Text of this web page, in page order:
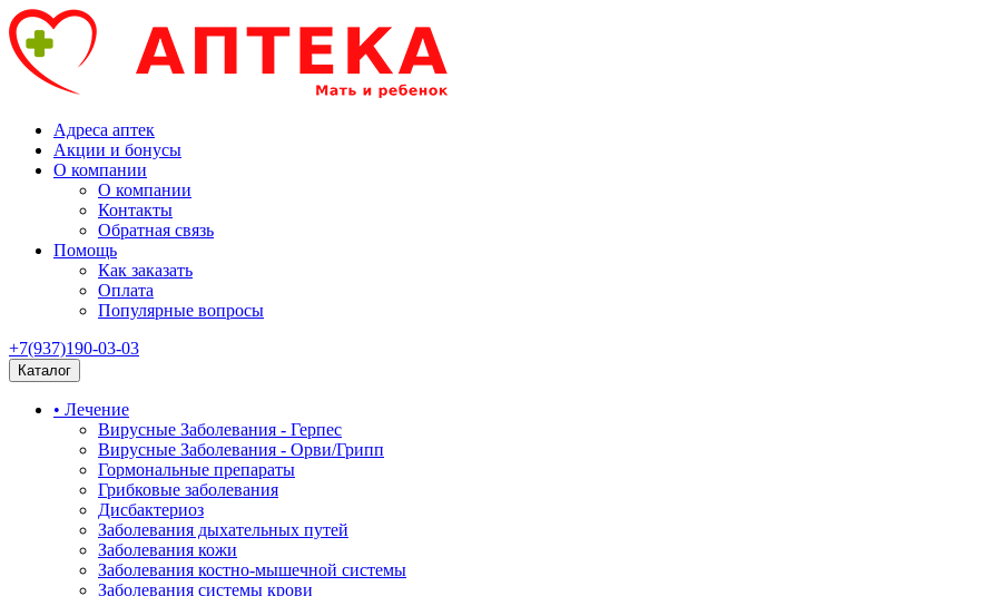
Адреса аптек
Акции и бонусы
О компании
О компании
Контакты
Обратная связь
Помощь
Как заказать
Оплата
Популярные вопросы
+7(937)190-03-03
Каталог
• Лечение
Вирусные Заболевания - Герпес
Вирусные Заболевания - Орви/Грипп
Гормональные препараты
Грибковые заболевания
Дисбактериоз
Заболевания дыхательных путей
Заболевания кожи
Заболевания костно-мышечной системы
Заболевания системы крови